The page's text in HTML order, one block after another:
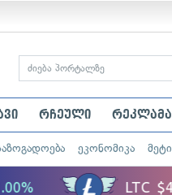
რჩეული რეკლამა
ეკონომიკა მეტი